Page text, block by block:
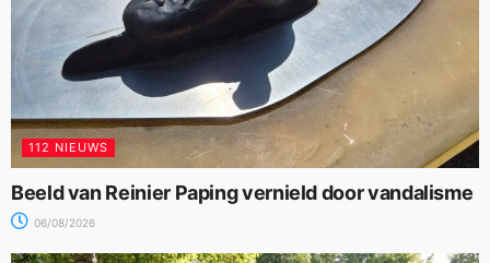
112 NIEUWS
Beeld van Reinier Paping vernield door vandalisme
06/08/2026